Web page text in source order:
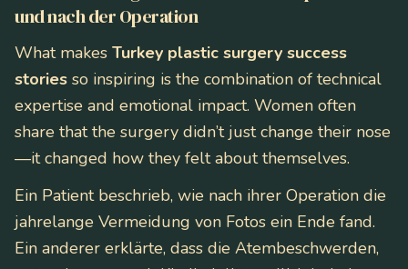
und nach der Operation
What makes Turkey plastic surgery success
stories so inspiring is the combination of technical
expertise and emotional impact. Women often
share that the surgery didn’t just change their nose
—it changed how they felt about themselves.
Ein Patient beschrieb, wie nach ihrer Operation die
jahrelange Vermeidung von Fotos ein Ende fand.
Ein anderer erklärte, dass die Atembeschwerden,